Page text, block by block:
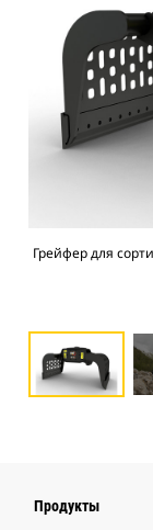
Грейфер для
Продукты